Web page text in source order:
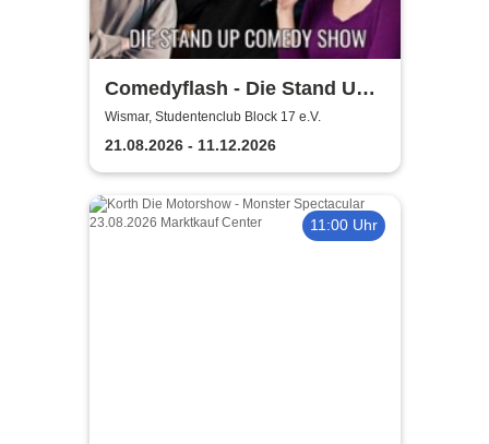
Comedyflash - Die Stand Up
Comedy Show in Wismar
Wismar, Studentenclub Block 17 e.V.
21.08.2026 - 11.12.2026
11:00 Uhr